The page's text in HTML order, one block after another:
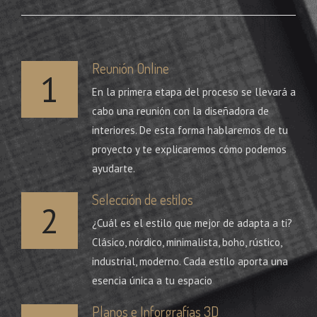
1 Reunión Online
En la primera etapa del proceso se llevará a
cabo una reunión con la diseñadora de
interiores. De esta forma hablaremos de tu
proyecto y te explicaremos cómo podemos
ayudarte.
2 Selección de estilos
¿Cuál es el estilo que mejor de adapta a ti?
Clásico, nórdico, minimalista, boho, rústico,
industrial, moderno. Cada estilo aporta una
esencia única a tu espacio
Planos e Inforgrafías 3D